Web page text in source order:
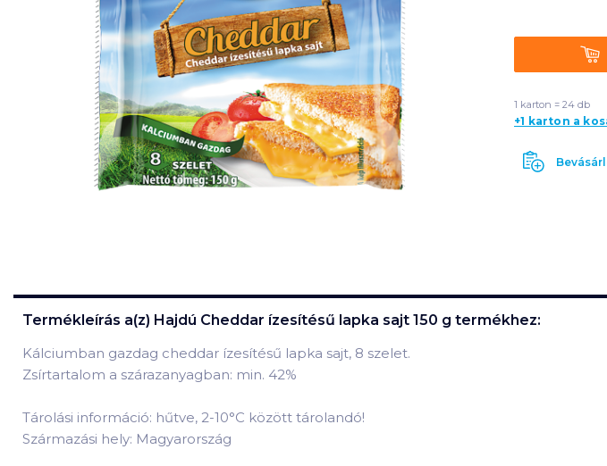
1 karton = 24 db
+1 karton a
Termékleírás a(z) Hajdú Cheddar ízesítésű lapka sajt 150 g termékhez:
Kálciumban gazdag cheddar ízesítésű lapka sajt, 8 szelet.
Zsírtartalom a szárazanyagban: min. 42%
Tárolási információ: hűtve, 2-10°C között tárolandó!
Származási hely: Magyarország